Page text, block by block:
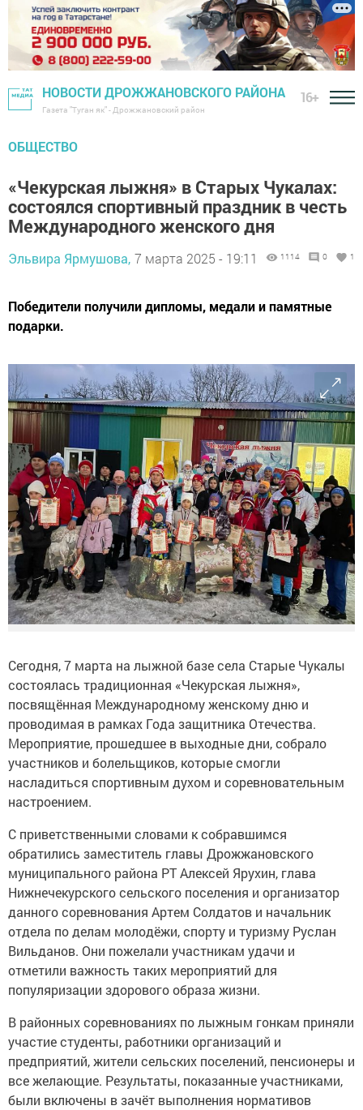
НОВОСТИ ДРОЖЖАНОВСКОГО РАЙОНА
Газета "Туган як" - Дрожжановский район
16+
ОБЩЕСТВО
«Чекурская лыжня» в Старых Чукалах:
состоялся спортивный праздник в честь
Международного женского дня
Эльвира Ярмушова, 7 марта 2025 - 19:11 1114 0 1
Победители получили дипломы, медали и памятные
подарки.
Сегодня, 7 марта на лыжной базе села Старые Чукалы
состоялась традиционная «Чекурская лыжня»,
посвящённая Международному женскому дню и
проводимая в рамках Года защитника Отечества.
Мероприятие, прошедшее в выходные дни, собрало
участников и болельщиков, которые смогли
насладиться спортивным духом и соревновательным
настроением.
С приветственными словами к собравшимся
обратились заместитель главы Дрожжановского
муниципального района РТ Алексей Ярухин, глава
Нижнечекурского сельского поселения и организатор
данного соревнования Артем Солдатов и начальник
отдела по делам молодёжи, спорту и туризму Руслан
Вильданов. Они пожелали участникам удачи и
отметили важность таких мероприятий для
популяризации здорового образа жизни.
В районных соревнованиях по лыжным гонкам приняли
участие студенты, работники организаций и
предприятий, жители сельских поселений, пенсионеры и
все желающие. Результаты, показанные участниками,
были включены в зачёт выполнения нормативов